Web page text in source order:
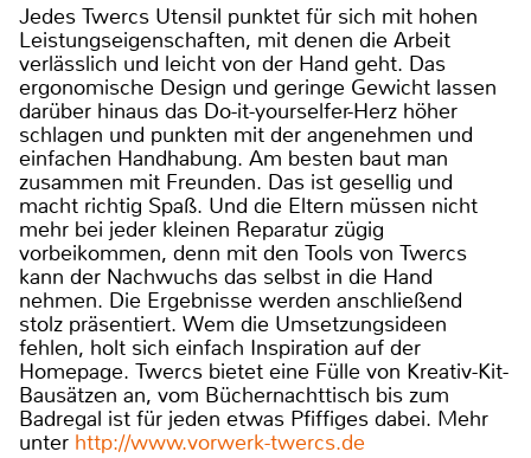
Jedes Twercs Utensil punktet für sich mit hohen
Leistungseigenschaften, mit denen die Arbeit
verlässlich und leicht von der Hand geht. Das
ergonomische Design und geringe Gewicht lassen
darüber hinaus das Do-it-yourselfer-Herz höher
schlagen und punkten mit der angenehmen und
einfachen Handhabung. Am besten baut man
zusammen mit Freunden. Das ist gesellig und
macht richtig Spaß. Und die Eltern müssen nicht
mehr bei jeder kleinen Reparatur zügig
vorbeikommen, denn mit den Tools von Twercs
kann der Nachwuchs das selbst in die Hand
nehmen. Die Ergebnisse werden anschließend
stolz präsentiert. Wem die Umsetzungsideen
fehlen, holt sich einfach Inspiration auf der
Homepage. Twercs bietet eine Fülle von Kreativ-Kit-
Bausätzen an, vom Büchernachttisch bis zum
Badregal ist für jeden etwas Pfiffiges dabei. Mehr
unter http://www.vorwerk-twercs.de